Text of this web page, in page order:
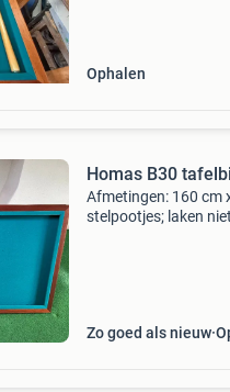
Ophalen
Homas B30
Afmetingen: 160 cm
stelpootjes; laken
Zo goed als nieuw